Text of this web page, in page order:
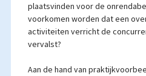
plaatsvinden voor de
voorkomen worden dat een
activiteiten verricht de
vervalst?
Aan de hand van